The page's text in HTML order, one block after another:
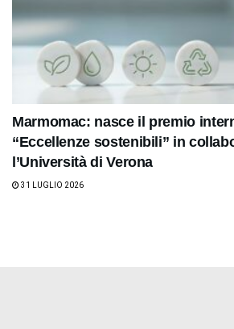
Marmomac: nasce il premio
“Eccellenze sostenibili” in
l’Università di Verona
31 LUGLIO 2026